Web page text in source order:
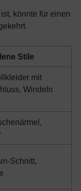
könnte für einen
Stile
mit
Windeln
Schnitt,